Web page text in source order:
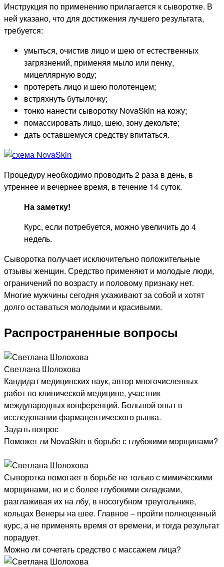
Инструкция по применению прилагается к сыворотке. В
ней указано, что для достижения лучшего результата,
требуется:
умыться, очистив лицо и шею от естественных
загрязнений, применяя мыло или пенку,
мицеллярную воду;
протереть лицо и шею полотенцем;
встряхнуть бутылочку;
тонко нанести сыворотку NovaSkin на кожу;
помассировать лицо, шею, зону декольте;
дать оставшемуся средству впитаться.
Процедуру необходимо проводить 2 раза в день, в
утреннее и вечернее время, в течение 14 суток.
На заметку!
Курс, если потребуется, можно увеличить до 4
недель.
Сыворотка получает исключительно положительные
отзывы женщин. Средство применяют и молодые люди,
ограничений по возрасту и половому признаку нет.
Многие мужчины сегодня ухаживают за собой и хотят
долго оставаться молодыми и красивыми.
Распространенные вопросы
Светлана Шолохова
Кандидат медицинских наук, автор многочисленных
работ по клинической медицине, участник
международных конференций. Большой опыт в
исследовании фармацевтического рынка.
Задать вопрос
Поможет ли NovaSkin в борьбе с глубокими морщинами?
Сыворотка помогает в борьбе не только с мимическими
морщинами, но и с более глубокими складками,
разглаживая их на лбу, в носогубном треугольнике,
кольцах Венеры на шее. Главное – пройти полноценный
курс, а не применять время от времени, и тогда результат
порадует.
Можно ли сочетать средство с массажем лица?